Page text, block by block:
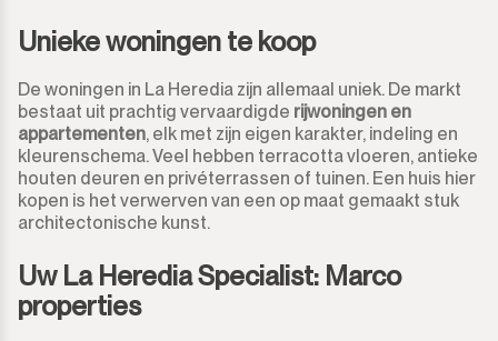
Monda
Monte Halcones
Ojén
Pueblo Nuevo de Guadiaro
Punta Chullera
Nachtclub
Magazijn
Garage
Zaak
Kiosk
Unieke woningen te koop
De woningen in La Heredia zijn allemaal uniek. De markt
bestaat uit prachtig vervaardigde rijwoningen en
appartementen, elk met zijn eigen karakter, indeling en
kleurenschema. Veel hebben terracotta vloeren, antieke
houten deuren en privéterrassen of tuinen. Een huis hier
kopen is het verwerven van een op maat gemaakt stuk
architectonische kunst.
Uw La Heredia Specialist: Marco
properties